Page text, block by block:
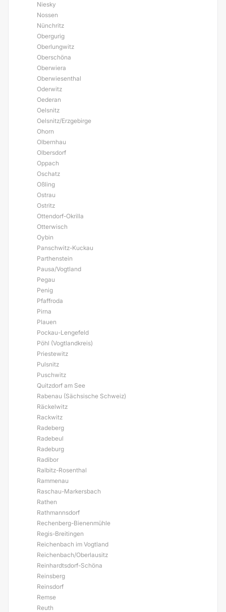
Niesky
Nossen
Nünchritz
Obergurig
Oberlungwitz
Oberschöna
Oberwiera
Oberwiesenthal
Oderwitz
Oederan
Oelsnitz
Oelsnitz/Erzgebirge
Ohorn
Olbernhau
Olbersdorf
Oppach
Oschatz
Oßling
Ostrau
Ostritz
Ottendorf-Okrilla
Otterwisch
Oybin
Panschwitz-Kuckau
Parthenstein
Pausa/Vogtland
Pegau
Penig
Pfaffroda
Pirna
Plauen
Pockau-Lengefeld
Pöhl (Vogtlandkreis)
Priestewitz
Pulsnitz
Puschwitz
Quitzdorf am See
Rabenau (Sächsische Schweiz)
Räckelwitz
Rackwitz
Radeberg
Radebeul
Radeburg
Radibor
Ralbitz-Rosenthal
Rammenau
Raschau-Markersbach
Rathen
Rathmannsdorf
Rechenberg-Bienenmühle
Regis-Breitingen
Reichenbach im Vogtland
Reichenbach/Oberlausitz
Reinhardtsdorf-Schöna
Reinsberg
Reinsdorf
Remse
Reuth